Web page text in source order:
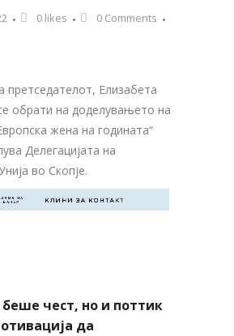
0 likes
0 Comments
претседателот, Елизабета
обрати на доделувањето на
жена на годината“
Делегацијата на
во Скопје.
НА
БАНЕР КЛИНИ ЗА КОНТАКТ
чест, но и поттик
да